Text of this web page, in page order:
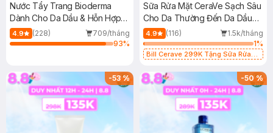
Nước Tẩy Trang Bioderma
Dành Cho Da Dầu & Hỗn Hợp
500ml
4.9 (228)
709/tháng
93%
Sữa Rửa Mặt CeraVe Sạch Sâu
Cho Da Thường Đến Da Dầu
473ml
4.9 (116)
1.5k/tháng
1%
Bill Cerave 299K Tặng Sữa Rửa
-53% -50%